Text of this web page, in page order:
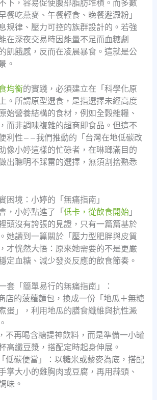
下，容易促使腹部脂肪堆積。而多數
餐吃燕麥、午餐輕食、晚餐避澱粉」
規律、壓力可控的族群設計的。若強
在深夜交易時因能量不足而血糖劇
飢餓感，反而在凌晨暴食。這就是公
。
均衡的實踐，必須建立在「科學化原
。所謂原型選食，是指選擇未經高度
始營養結構的食材，例如全穀雜糧、
而非調味複雜的超商即食品。但這不
利性——我們推動的「台灣在地低碳改
像小婷這樣的忙碌者，在琳瑯滿目的
出聰明不踩雷的選擇，無須割捨熟悉
困境：小婷的「無痛指南」
，小婷點進了「低卡，從飲食開始」
頭沒有誇張的見證，只有一篇篇基於
她讀到一篇關於「壓力型肥胖與皮質
才恍然大悟：原來她需要的不是更嚴
定血糖、減少發炎反應的飲食節奏。
套「簡單易行的無痛指南」：
店的菠蘿麵包，換成一份「地瓜＋無糖
蛋」，利用地瓜的膳食纖維與抗性澱
不再喝含糖提神飲料，而是準備一小罐
高纖豆漿，搭配定時起身伸展。
低碳便當」：以糙米或藜麥為底，搭配
掌大小的雞胸肉或豆腐，再用蒜頭、
味。